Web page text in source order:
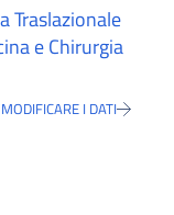
Traslazionale
e Chirurgia
I DATI